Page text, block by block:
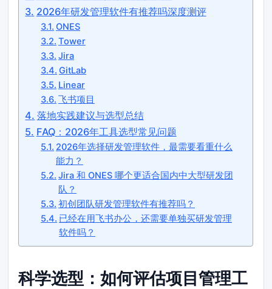
2026年研发管理软件有推荐吗深度测评
ONES
Tower
Jira
GitLab
Linear
飞书项目
落地实践建议与选型总结
FAQ：2026年工具选型常见问题
2026年选择研发管理软件，最需要看重什么
能力？
Jira 和 ONES 哪个更适合国内中大型研发团
队？
初创团队研发管理软件有推荐吗？
已经在用飞书办公，还需要单独买研发管理
软件吗？
科学选型：如何评估项目管理工